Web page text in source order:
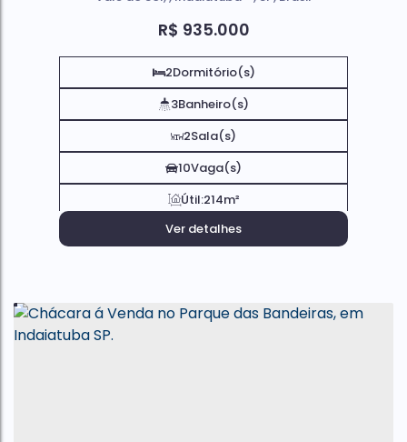
R$ 935.000
2Dormitório(s)
3Banheiro(s)
2Sala(s)
10Vaga(s)
Útil:214m²
Ver detalhes